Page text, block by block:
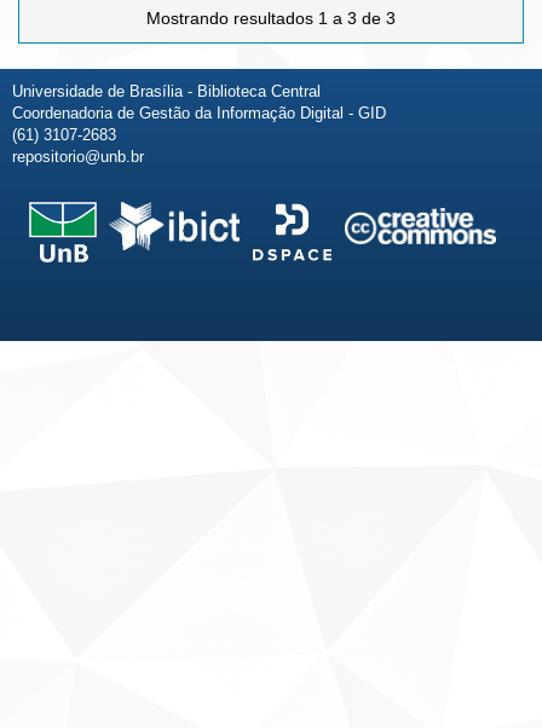
Mostrando resultados 1 a 3 de 3
Universidade de Brasília - Biblioteca Central
Coordenadoria de Gestão da Informação Digital - GID
(61) 3107-2683
repositorio@unb.br